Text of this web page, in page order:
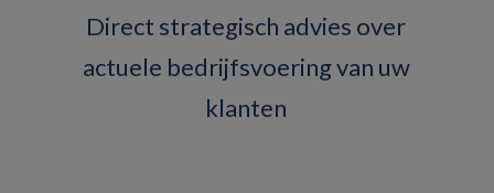
Direct strategisch advies over
actuele bedrijfsvoering van uw
klanten